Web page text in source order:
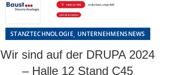
STANZTECHNOLOGIE, UNTERNEHMENSNEWS
Wir sind auf der DRUPA 2024
– Halle 12 Stand C45